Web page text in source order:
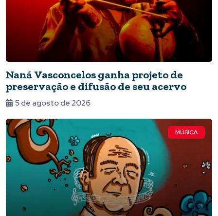
Naná Vasconcelos ganha projeto de
preservação e difusão de seu acervo
5 de agosto de 2026
MÚSICA